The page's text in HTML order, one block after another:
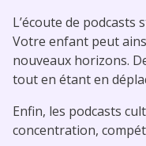
L’écoute de
Votre enfant peut
nouveaux horizons.
tout en étant en
Enfin, les podcasts
concentration,